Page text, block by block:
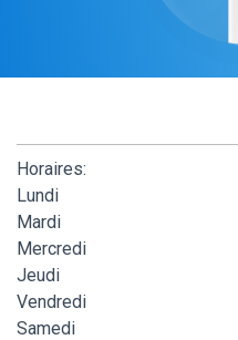
Horaires:
Lundi
Mardi
Mercredi
Jeudi
Vendredi
Samedi